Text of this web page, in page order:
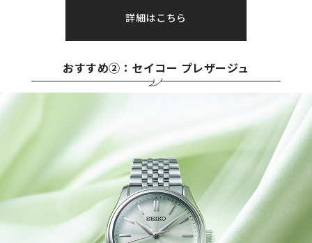
詳細はこちら
おすすめ②：セイコー プレザージュ